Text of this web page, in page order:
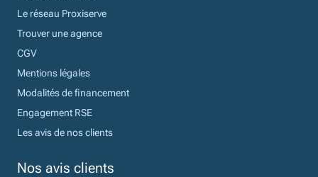
Le réseau Proxiserve
Trouver une agence
CGV
Mentions légales
Modalités de financement
Engagement RSE
Les avis de nos clients
Nos avis clients